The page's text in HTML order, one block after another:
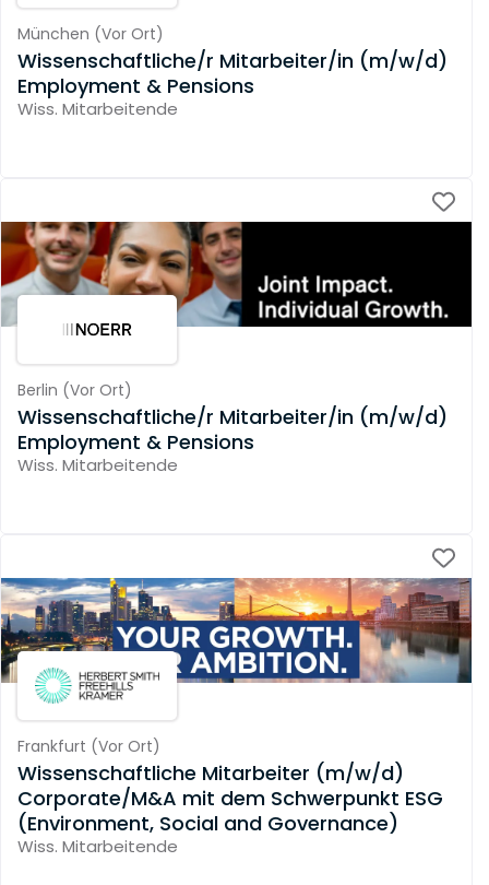
München (Vor Ort)
Wissenschaftliche/r Mitarbeiter/in (m/w/d)
Employment & Pensions
Wiss. Mitarbeitende
Berlin (Vor Ort)
Wissenschaftliche/r Mitarbeiter/in (m/w/d)
Employment & Pensions
Wiss. Mitarbeitende
Frankfurt (Vor Ort)
Wissenschaftliche Mitarbeiter (m/w/d)
Corporate/M&A mit dem Schwerpunkt ESG
(Environment, Social and Governance)
Wiss. Mitarbeitende